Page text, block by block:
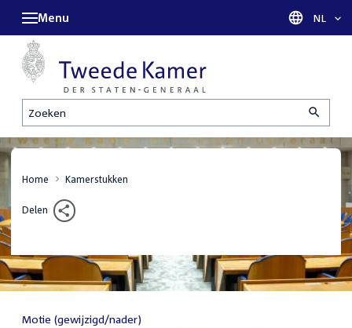
Zoeken
Menu Taal
NL
Home Kamerstukken
Delen
Motie (gewijzigd/nader)